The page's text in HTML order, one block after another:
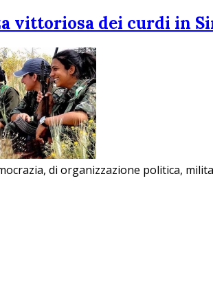
vittoriosa dei curdi in
di organizzazione politica,